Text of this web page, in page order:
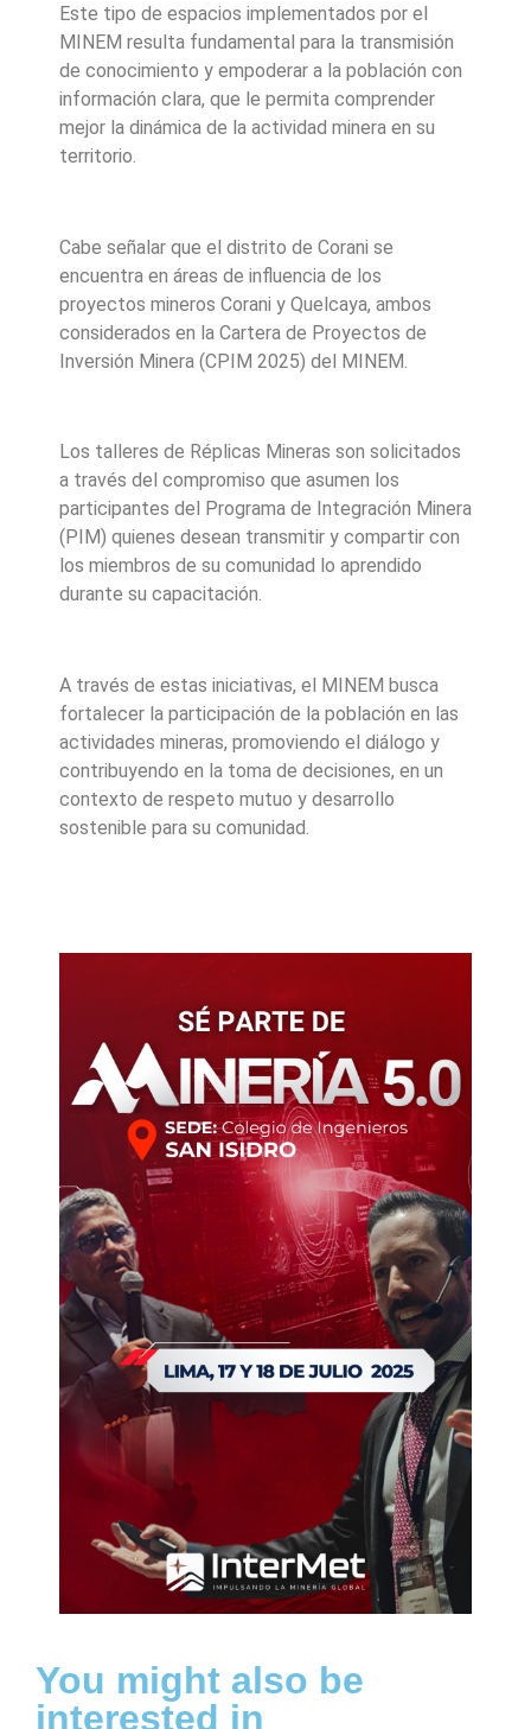
Este tipo de espacios implementados por el
MINEM resulta fundamental para la transmisión
de conocimiento y empoderar a la población con
información clara, que le permita comprender
mejor la dinámica de la actividad minera en su
territorio.
Cabe señalar que el distrito de Corani se
encuentra en áreas de influencia de los
proyectos mineros Corani y Quelcaya, ambos
considerados en la Cartera de Proyectos de
Inversión Minera (CPIM 2025) del MINEM.
Los talleres de Réplicas Mineras son solicitados
a través del compromiso que asumen los
participantes del Programa de Integración Minera
(PIM) quienes desean transmitir y compartir con
los miembros de su comunidad lo aprendido
durante su capacitación.
A través de estas iniciativas, el MINEM busca
fortalecer la participación de la población en las
actividades mineras, promoviendo el diálogo y
contribuyendo en la toma de decisiones, en un
contexto de respeto mutuo y desarrollo
sostenible para su comunidad.
You might also be
interested in